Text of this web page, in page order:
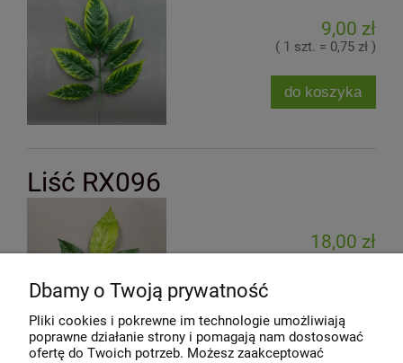
9,00 zł
( 1 szt. = 0,75 zł )
do koszyka
Liść RX096
18,00 zł
Dbamy o Twoją prywatność
Pliki cookies i pokrewne im technologie umożliwiają
poprawne działanie strony i pomagają nam dostosować
ofertę do Twoich potrzeb. Możesz zaakceptować